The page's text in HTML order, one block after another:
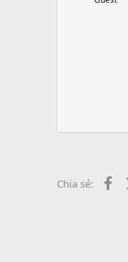
Chia sẻ: